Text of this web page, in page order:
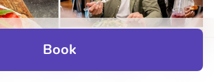
Book